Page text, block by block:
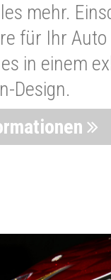
mehr.
für Ihr
in einem
Design.